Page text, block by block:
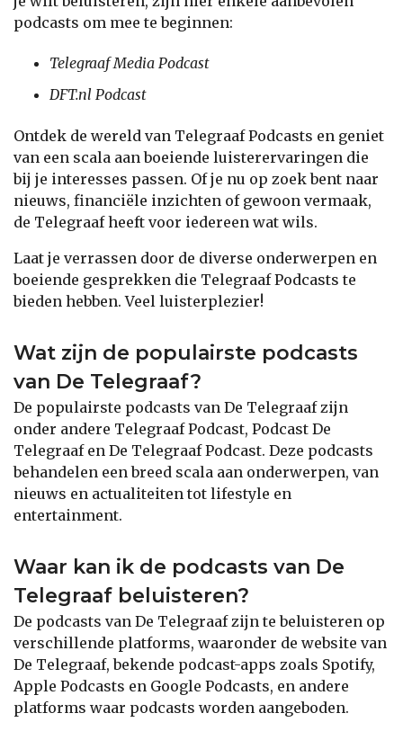
podcasts om mee te beginnen:
Telegraaf Media Podcast
DFT.nl Podcast
Ontdek de wereld van Telegraaf Podcasts en geniet
van een scala aan boeiende luisterervaringen die
bij je interesses passen. Of je nu op zoek bent naar
nieuws, financiële inzichten of gewoon vermaak,
de Telegraaf heeft voor iedereen wat wils.
Laat je verrassen door de diverse onderwerpen en
boeiende gesprekken die Telegraaf Podcasts te
bieden hebben. Veel luisterplezier!
Wat zijn de populairste podcasts
van De Telegraaf?
De populairste podcasts van De Telegraaf zijn
onder andere Telegraaf Podcast, Podcast De
Telegraaf en De Telegraaf Podcast. Deze podcasts
behandelen een breed scala aan onderwerpen, van
nieuws en actualiteiten tot lifestyle en
entertainment.
Waar kan ik de podcasts van De
Telegraaf beluisteren?
De podcasts van De Telegraaf zijn te beluisteren op
verschillende platforms, waaronder de website van
De Telegraaf, bekende podcast-apps zoals Spotify,
Apple Podcasts en Google Podcasts, en andere
platforms waar podcasts worden aangeboden.